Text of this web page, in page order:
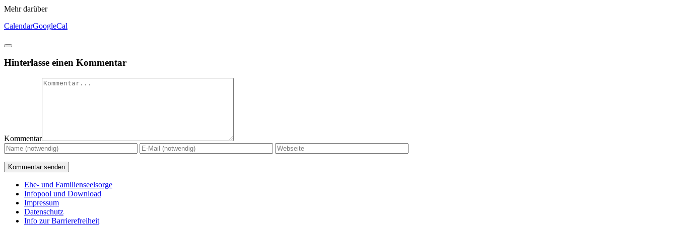
Mehr darüber
CalendarGoogleCal
Hinterlasse einen Kommentar
Kommentar
Ehe- und Familienseelsorge
Infopool und Download
Impressum
Datenschutz
Info zur Barrierefreiheit